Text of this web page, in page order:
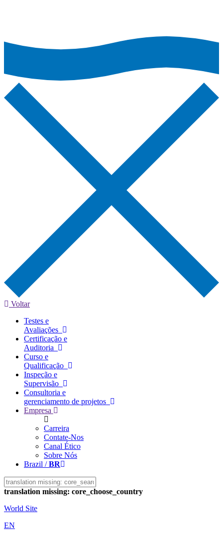
Voltar
Testes e
Avaliações
Certificação e
Auditoria
Curso e
Qualificação
Inspeção e
Supervisão
Consultoria e
gerenciamento de projetos
Empresa
Carreira
Contate-Nos
Canal Ético
Sobre Nós
Brazil /BR
translation missing: core_choose_country
World Site
EN